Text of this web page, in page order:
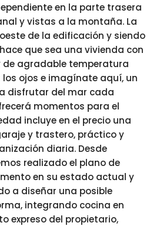
en la parte trasera
y vistas a la montaña. La
de la edificación y siendo
que sea una vivienda con
de agradable temperatura
ojos e imagínate aquí, un
disfrutar del mar cada
momentos para el
incluye en el precio una
y trastero, práctico y
diaria. Desde
realizado el plano de
en su estado actual y
a diseñar una posible
integrando cocina en
expreso del propietario,